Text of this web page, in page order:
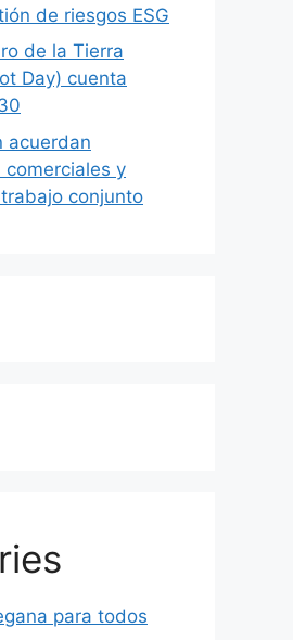
de riesgos ESG
de la Tierra
Day) cuenta
acuerdan
comerciales y
conjunto
para todos